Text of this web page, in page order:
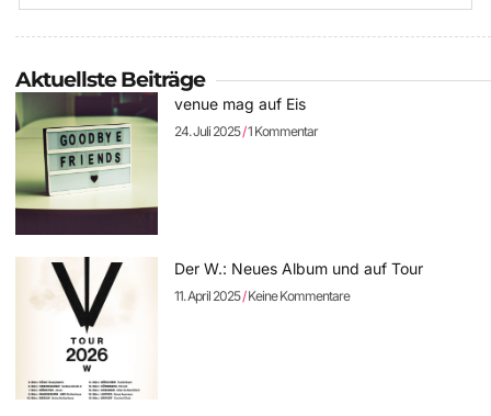
Aktuellste Beiträge
venue mag auf Eis
24. Juli 2025 1 Kommentar
Der W.: Neues Album und auf Tour
11. April 2025 Keine Kommentare